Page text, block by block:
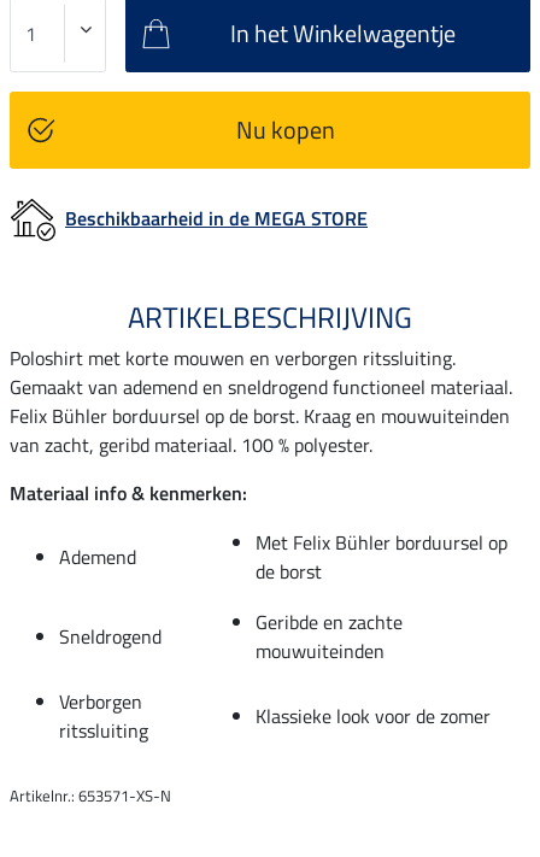
In het Winkelwagentje
Nu kopen
Beschikbaarheid in de MEGA STORE
ARTIKELBESCHRIJVING
Poloshirt met korte mouwen en verborgen ritssluiting.
Gemaakt van ademend en sneldrogend functioneel materiaal.
Felix Bühler borduursel op de borst. Kraag en mouwuiteinden
van zacht, geribd materiaal. 100 % polyester.
Materiaal info & kenmerken:
Ademend
Met Felix Bühler borduursel op
de borst
Sneldrogend
Geribde en zachte
mouwuiteinden
Verborgen
ritssluiting
Klassieke look voor de zomer
Artikelnr.: 653571-XS-N